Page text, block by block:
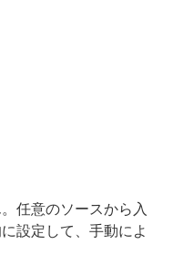
任意のソースから入
設定して、手動によ